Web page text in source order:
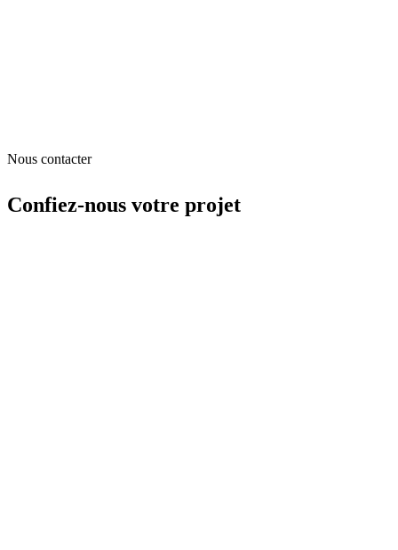
Nous contacter
Confiez-nous votre projet